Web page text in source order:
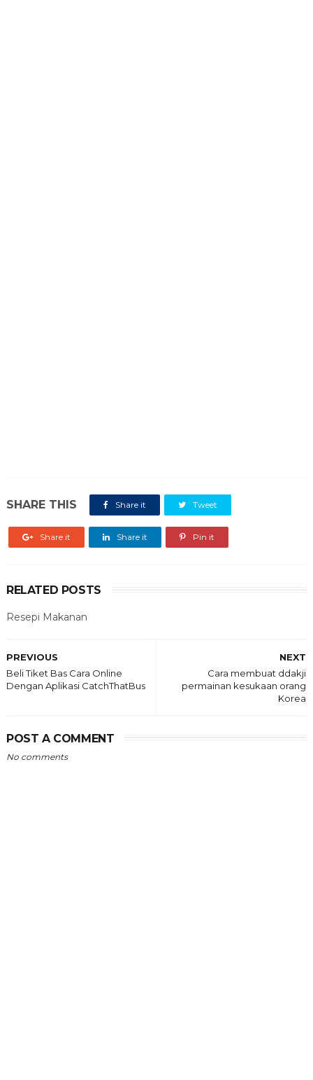
SHARE THIS Share it Tweet
Share it Share it Pin it
RELATED POSTS
Resepi Makanan
NEXT
Cara membuat ddakji
permainan kesukaan orang
Korea
PREVIOUS
Beli Tiket Bas Cara Online
Dengan Aplikasi CatchThatBus
POST A COMMENT
No comments